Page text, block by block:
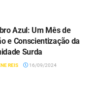
Azul: Um Mês de
e Conscientização da
Surda
REIS 16/09/2024